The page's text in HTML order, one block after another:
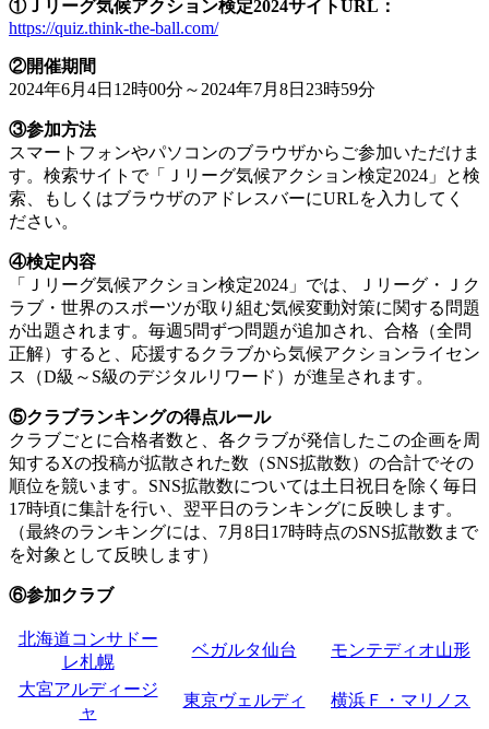
①Ｊリーグ気候アクション検定2024サイトURL：
https://quiz.think-the-ball.com/
②開催期間
2024年6月4日12時00分～2024年7月8日23時59分
③参加方法
スマートフォンやパソコンのブラウザからご参加いただけま
す。検索サイトで「Ｊリーグ気候アクション検定2024」と検
索、もしくはブラウザのアドレスバーにURLを入力してく
ださい。
④検定内容
「Ｊリーグ気候アクション検定2024」では、Ｊリーグ・Ｊク
ラブ・世界のスポーツが取り組む気候変動対策に関する問題
が出題されます。毎週5問ずつ問題が追加され、合格（全問
正解）すると、応援するクラブから気候アクションライセン
ス（D級～S級のデジタルリワード）が進呈されます。
⑤クラブランキングの得点ルール
クラブごとに合格者数と、各クラブが発信したこの企画を周
知するXの投稿が拡散された数（SNS拡散数）の合計でその
順位を競います。SNS拡散数については土日祝日を除く毎日
17時頃に集計を行い、翌平日のランキングに反映します。
（最終のランキングには、7月8日17時時点のSNS拡散数まで
を対象として反映します）
⑥参加クラブ
北海道コンサドー
レ札幌
ベガルタ仙台 モンテディオ山形
大宮アルディージ
ャ
東京ヴェルディ 横浜Ｆ・マリノス